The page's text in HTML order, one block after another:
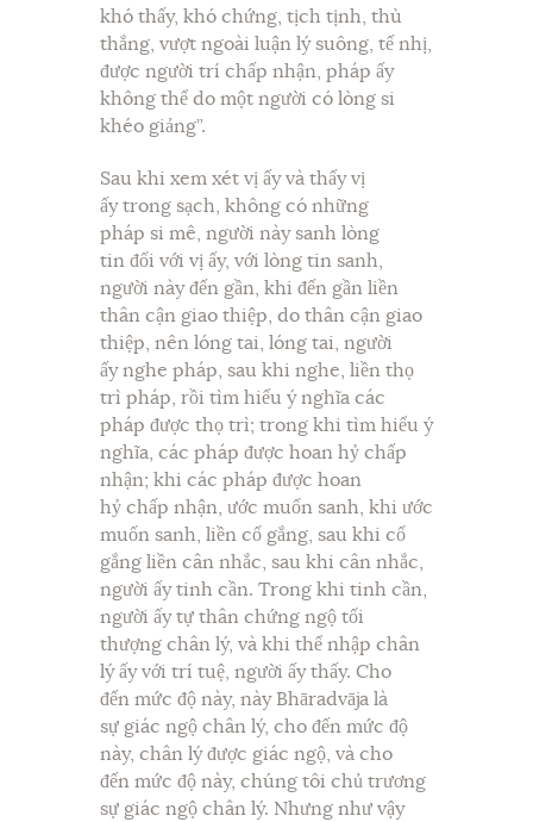
khó thấy, khó chứng, tịch tịnh, thù
thắng, vượt ngoài luận lý suông, tế nhị,
được người trí chấp nhận, pháp ấy
không thể do một người có lòng si
khéo giảng”.
Sau khi xem xét vị ấy và thấy vị
ấy trong sạch, không có những
pháp si mê, người này sanh lòng
tin đối với vị ấy, với lòng tin sanh,
người này đến gần, khi đến gần liền
thân cận giao thiệp, do thân cận giao
thiệp, nên lóng tai, lóng tai, người
ấy nghe pháp, sau khi nghe, liền thọ
trì pháp, rồi tìm hiểu ý nghĩa các
pháp được thọ trì; trong khi tìm hiểu ý
nghĩa, các pháp được hoan hỷ chấp
nhận; khi các pháp được hoan
hỷ chấp nhận, ước muốn sanh, khi ước
muốn sanh, liền cố gắng, sau khi cố
gắng liền cân nhắc, sau khi cân nhắc,
người ấy tinh cần. Trong khi tinh cần,
người ấy tự thân chứng ngộ tối
thượng chân lý, và khi thể nhập chân
lý ấy với trí tuệ, người ấy thấy. Cho
đến mức độ này, này Bhāradvāja là
sự giác ngộ chân lý, cho đến mức độ
này, chân lý được giác ngộ, và cho
đến mức độ này, chúng tôi chủ trương
sự giác ngộ chân lý. Nhưng như vậy